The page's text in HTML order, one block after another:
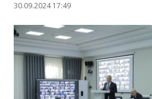
30.09.2024 17:49